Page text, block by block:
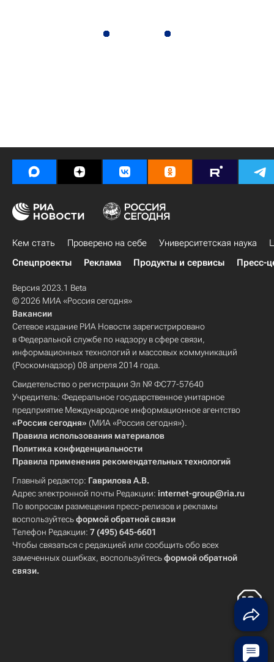
Кем стать Проверено на себе Университетская наука
Спецпроекты
Реклама Продукты и сервисы Пресс-
Версия 2023.1 Beta
© 2026 МИА «Россия сегодня»
Вакансии
Сетевое издание РИА Новости зарегистрировано
в Федеральной службе по надзору в сфере связи,
информационных технологий и массовых коммуникаций
(Роскомнадзор) 08 апреля 2014 года.
Свидетельство о регистрации Эл № ФС77-57640
Учредитель: Федеральное государственное унитарное
предприятие Международное информационное агентство
«Россия сегодня» (МИА «Россия сегодня»).
Правила использования материалов
Политика конфиденциальности
Правила применения рекомендательных технологий
Главный редактор: Гаврилова А.В.
Адрес электронной почты Редакции: internet-group@ria.ru
По вопросам размещения пресс-релизов и рекламы
воспользуйтесьформой обратной связи
Телефон Редакции: 7 (495) 645-6601
Чтобы связаться с редакцией или сообщить обо всех
замеченных ошибках, воспользуйтесьформой обратной
связи.